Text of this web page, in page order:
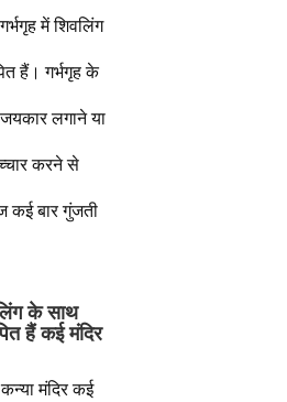
में शिवलिंग
हैं। गर्भगृह के
लगाने या
करने से
कई बार गुंजती
के साथ
हैं कई मंदिर
मंदिर कई